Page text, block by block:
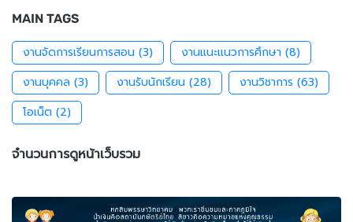
MAIN TAGS
งานจัดการเรียนการสอน (3) งานแนะแนวการศึกษา (8)
งานบุคคล (3) งานรับนักเรียน (28) งานวิชาการ (63)
โอเน็ต (2)
จำนวนการดูหน้าเว็บรวม